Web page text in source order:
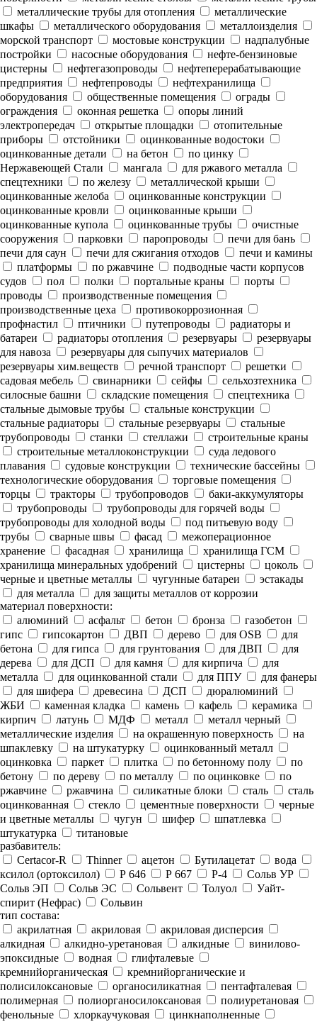
металлические трубы для отопления
металлические
шкафы
металлического оборудования
металлоизделия
морской транспорт
мостовые конструкции
надпалубные
постройки
насосные оборудования
нефте-бензиновые
цистерны
нефтегазопроводы
нефтеперерабатывающие
предприятия
нефтепроводы
нефтехранилища
оборудования
общественные помещения
ограды
ограждения
оконная решетка
опоры линий
электропередач
открытые площадки
отопительные
приборы
отстойники
оцинкованные водостоки
оцинкованные детали
на бетон
по цинку
Нержавеющей Стали
мангала
для ржавого металла
спецтехники
по железу
металлической крыши
оцинкованные желоба
оцинкованные конструкции
оцинкованные кровли
оцинкованные крыши
оцинкованные купола
оцинкованные трубы
очистные
сооружения
парковки паропроводы
печи для бань
печи для саун
печи для сжигания отходов
печи и камины
платформы
по ржавчине
подводные части корпусов
судов
пол полки портальные краны
порты
проводы
производственные помещения
производственные цеха
противокоррозионная
профнастил
птичники путепроводы
радиаторы и
батареи
радиаторы отопления резервуары
резервуары
для навоза
резервуары для сыпучих материалов
резервуары хим.веществ
речной транспорт
решетки
садовая мебель
свинарники сейфы
сельхозтехника
силосные башни
складские помещения
спецтехника
стальные дымовые трубы
стальные конструкции
стальные радиаторы
стальные резервуары
стальные
трубопроводы
станки стеллажи
строительные краны
строительные металлоконструкции
суда ледового
плавания
судовые конструкции
технические бассейны
технологические оборудования
торговые помещения
торцы
тракторы трубопроводов
баки-аккумуляторы
трубопроводы
трубопроводы для горячей воды
трубопроводы для холодной воды
под питьевую воду
трубы
сварные швы фасад
межоперационное
хранение
фасадная хранилища
хранилища ГСМ
хранилища минеральных удобрений
цистерны
цоколь
черные и цветные металлы
чугунные батареи
эстакады
для металла
для защиты металлов от коррозии
материал поверхности:
алюминий
асфальт бетон бронза
газобетон
гипс
гипсокартон ДВП дерево для OSB
для
бетона
для гипса для грунтования для ДВП
для
дерева
для ДСП для камня для кирпича
для
металла
для оцинкованной стали для ППУ
для фанеры
для шифера
древесина ДСП
дюралюминий
ЖБИ
каменная кладка камень кафель
керамика
кирпич
латунь МДФ металл
металл черный
металлические изделия
на окрашенную поверхность
на
шпаклевку
на штукатурку
оцинкованный металл
оцинковка
паркет плитка по бетонному полу
по
бетону
по дереву по металлу по оцинковке
по
ржавчине
ржавчина силикатные блоки сталь
сталь
оцинкованная
стекло цементные поверхности
черные
и цветные металлы
чугун шифер
шпатлевка
штукатурка
титановые
разбавитель:
Certacor-R
Thinner ацетон Бутилацетат
вода
ксилол (ортоксилол)
Р 646 Р 667 Р-4
Сольв УР
Сольв ЭП
Сольв ЭС Сольвент Толуол
Уайт-
спирит (Нефрас)
Сольвин
тип состава:
акрилатная
акриловая
акриловая дисперсия
алкидная
алкидно-уретановая алкидные
винилово-
эпоксидные
водная
глифталевые
кремнийорганическая
кремнийорганические и
полисилоксановые
органосиликатная
пентафталевая
полимерная
полиорганосилоксановая
полиуретановая
фенольные
хлоркаучуковая
цинкнаполненные